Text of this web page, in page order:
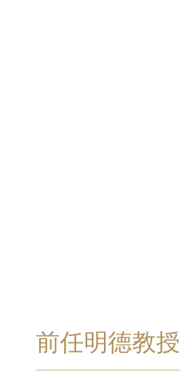
前任明德教授